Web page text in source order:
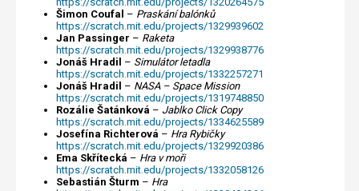
Šimon Coufal – Praskání balónků
https://scratch.mit.edu/projects/1329939602
Jan Passinger – Raketa
https://scratch.mit.edu/projects/1329938776
Jonáš Hradil – Simulátor letadla
https://scratch.mit.edu/projects/1332257271
Jonáš Hradil – NASA – Space Mission
https://scratch.mit.edu/projects/1319748850
Rozálie Šatánková – Jablko Click Copy
https://scratch.mit.edu/projects/1334625589
Josefína Richterová – Hra Rybičky
https://scratch.mit.edu/projects/1329920386
Ema Skřítecká – Hra v moři
https://scratch.mit.edu/projects/1332058126
Sebastián Šturm – Hra